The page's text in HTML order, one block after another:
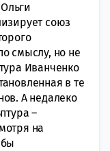
союз
смыслу, но не
Иванченко
в те
А недалеко
–
на